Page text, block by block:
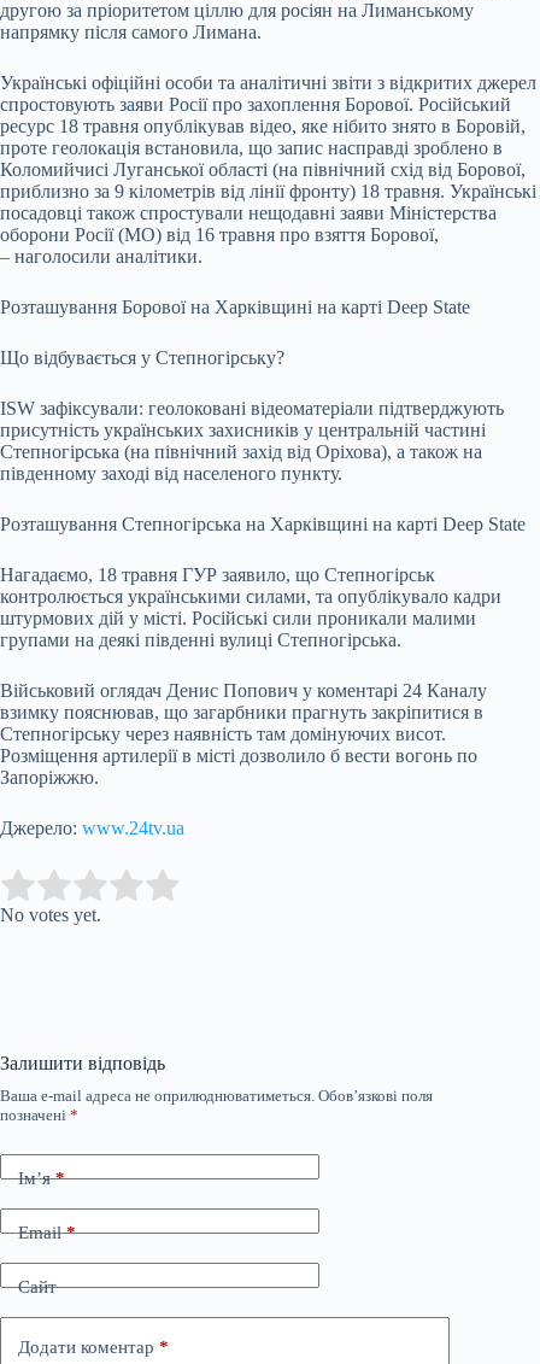
другою за пріоритетом ціллю для росіян на Лиманському
напрямку після самого Лимана.
Українські офіційні особи та аналітичні звіти з відкритих джерел
спростовують заяви Росії про захоплення Борової. Російський
ресурс 18 травня опублікував відео, яке нібито знято в Боровій,
проте геолокація встановила, що запис насправді зроблено в
Коломийчисі Луганської області (на північний схід від Борової,
приблизно за 9 кілометрів від лінії фронту) 18 травня. Українські
посадовці також спростували нещодавні заяви Міністерства
оборони Росії (МО) від 16 травня про взяття Борової,
– наголосили аналітики.
Розташування Борової на Харківщині на карті Deep State
Що відбувається у Степногірську?
ISW зафіксували: геолоковані відеоматеріали підтверджують
присутність українських захисників у центральній частині
Степногірська (на північний захід від Оріхова), а також на
південному заході від населеного пункту.
Розташування Степногірська на Харківщині на карті Deep State
Нагадаємо, 18 травня ГУР заявило, що Степногірськ
контролюється українськими силами, та опублікувало кадри
штурмових дій у місті. Російські сили проникали малими
групами на деякі південні вулиці Степногірська.
Військовий оглядач Денис Попович у коментарі 24 Каналу
взимку пояснював, що загарбники прагнуть закріпитися в
Степногірську через наявність там домінуючих висот.
Розміщення артилерії в місті дозволило б вести вогонь по
Запоріжжю.
Джерело: www.24tv.ua
Rate this item:
No votes yet.
Залишити відповідь
Ваша e-mail адреса не оприлюднюватиметься. Обов’язкові поля
позначені *
Ім’я*
Email*
Сайт
Додати коментар *